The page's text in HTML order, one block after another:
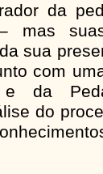
da
mas
sua
com
da
do